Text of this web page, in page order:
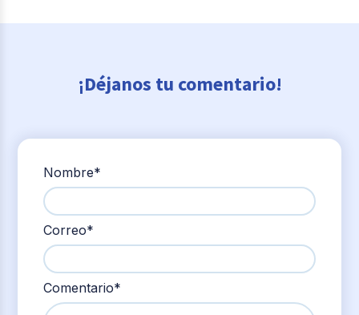
¡Déjanos tu comentario!
Nombre*
Correo*
Comentario*